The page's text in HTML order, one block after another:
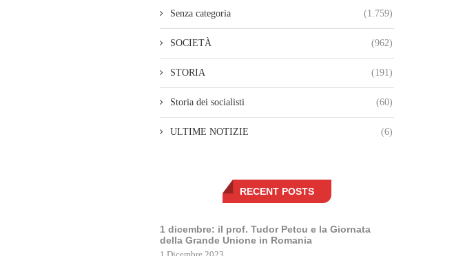
Senza categoria (1.759)
SOCIETÀ (962)
STORIA (191)
Storia dei socialisti (60)
ULTIME NOTIZIE (6)
RECENT POSTS
1 dicembre: il prof. Tudor Petcu e la Giornata
della Grande Unione in Romania